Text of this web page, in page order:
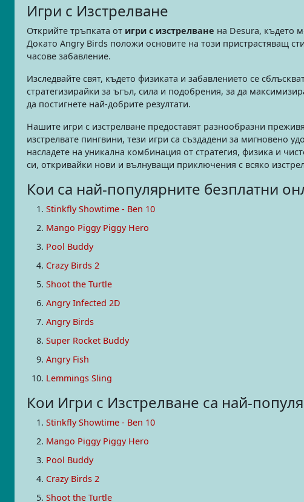
Игри с Изстрелване
Открийте тръпката от игри с изстрелване на Desura, където
Докато Angry Birds положи основите на този пристрастяващ
часове забавление.
Изследвайте свят, където физиката и забавлението се
стратегизирайки за ъгъл, сила и подобрения, за да
да постигнете най-добрите резултати.
Нашите игри с изстрелване предоставят разнообразни
изстрелвате пингвини, тези игри са създадени за мигновено
насладете на уникална комбинация от стратегия, физика и
си, откривайки нови и вълнуващи приключения с всяко
Кои са най-популярните безплатни
Stinkfly Showtime - Ben 10
Mango Piggy Piggy Hero
Pool Buddy
Crazy Birds 2
Shoot the Turtle
Angry Infected 2D
Angry Birds
Super Rocket Buddy
Angry Fish
Lemmings Sling
Кои Игри с Изстрелване са най-
Stinkfly Showtime - Ben 10
Mango Piggy Piggy Hero
Pool Buddy
Crazy Birds 2
Shoot the Turtle